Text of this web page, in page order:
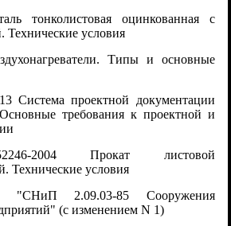
тонколистовая оцинкованная с
условия
Типы и основные
Система проектной документации
Основные требования к проектной и
2004 Прокат листовой
Технические условия
"СНиП 2.09.03-85 Сооружения
(с изменением N 1)